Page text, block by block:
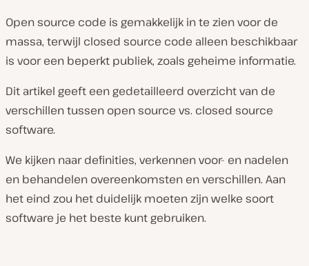
Open source code is gemakkelijk in te zien voor de
massa, terwijl closed source code alleen beschikbaar
is voor een beperkt publiek, zoals geheime informatie.
Dit artikel geeft een gedetailleerd overzicht van de
verschillen tussen open source vs. closed source
software.
We kijken naar definities, verkennen voor- en nadelen
en behandelen overeenkomsten en verschillen. Aan
het eind zou het duidelijk moeten zijn welke soort
software je het beste kunt gebruiken.